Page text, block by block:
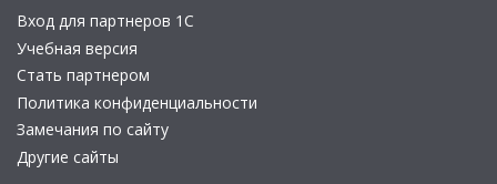
Вход для партнеров 1С
Учебная версия
Стать партнером
Политика конфиденциальности
Замечания по сайту
Другие сайты